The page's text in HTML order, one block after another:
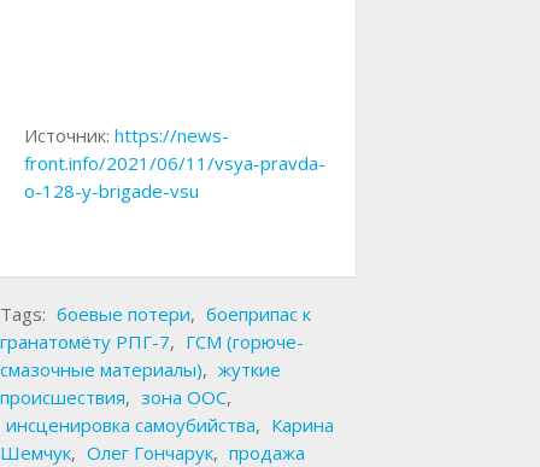
Источник: https://news-
front.info/2021/06/11/vsya-pravda-
o-128-y-brigade-vsu
Tags: боевые потери, боеприпас к
гранатомёту РПГ-7, ГСМ (горюче-
смазочные материалы), жуткие
происшествия, зона ООС,
инсценировка самоубийства, Карина
Шемчук, Олег Гончарук, продажа